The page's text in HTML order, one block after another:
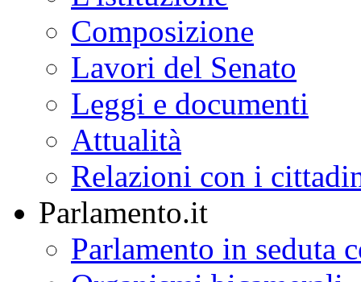
Composizione
Lavori del Senato
Leggi e documenti
Attualità
Relazioni con i
Parlamento.it
Parlamento in seduta